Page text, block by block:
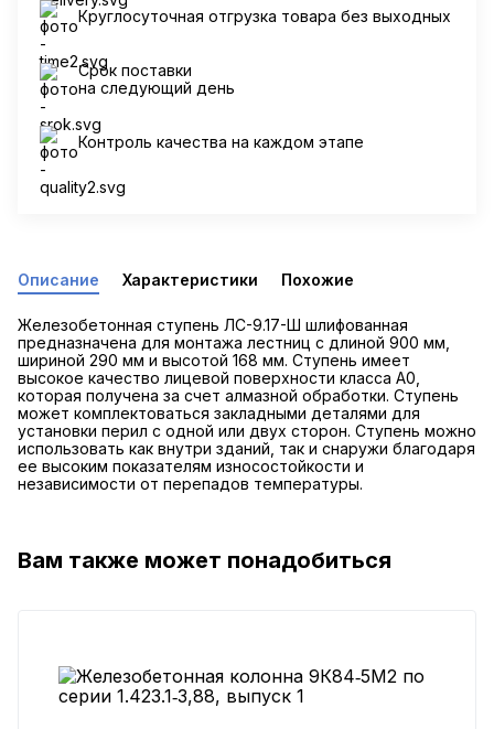
Круглосуточная отгрузка товара без выходных
Срок поставки
на следующий день
Контроль качества на каждом этапе
Описание Характеристики Похожие
Железобетонная ступень ЛС-9.17-Ш шлифованная
предназначена для монтажа лестниц с длиной 900 мм,
шириной 290 мм и высотой 168 мм. Ступень имеет
высокое качество лицевой поверхности класса А0,
которая получена за счет алмазной обработки. Ступень
может комплектоваться закладными деталями для
установки перил с одной или двух сторон. Ступень можно
использовать как внутри зданий, так и снаружи благодаря
ее высоким показателям износостойкости и
независимости от перепадов температуры.
Вам также может понадобиться